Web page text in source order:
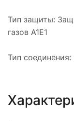
Тип защиты:
газов A1E1
Тип